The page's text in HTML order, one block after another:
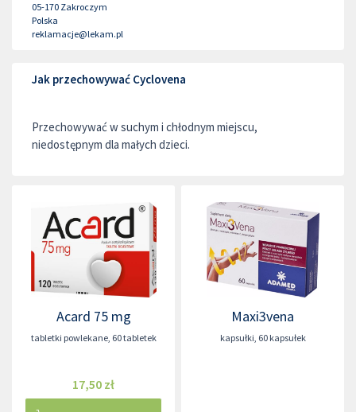
05-170 Zakroczym
Polska
reklamacje@lekam.pl
Jak przechowywać Cyclovena
Przechowywać w suchym i chłodnym miejscu,
niedostępnym dla małych dzieci.
Acard 75 mg
tabletki powlekane, 60 tabletek
17,50 zł
Maxi3vena
kapsułki, 60 kapsułek